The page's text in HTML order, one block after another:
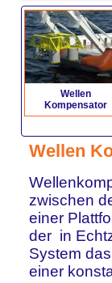
Wellen
Kompensator
Wellen
zwischen
einer
der in
System
einer